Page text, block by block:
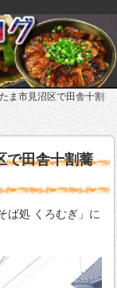
ま市見沼区で田舎十割
で田舎十割蕎
ば処 くろむぎ」に